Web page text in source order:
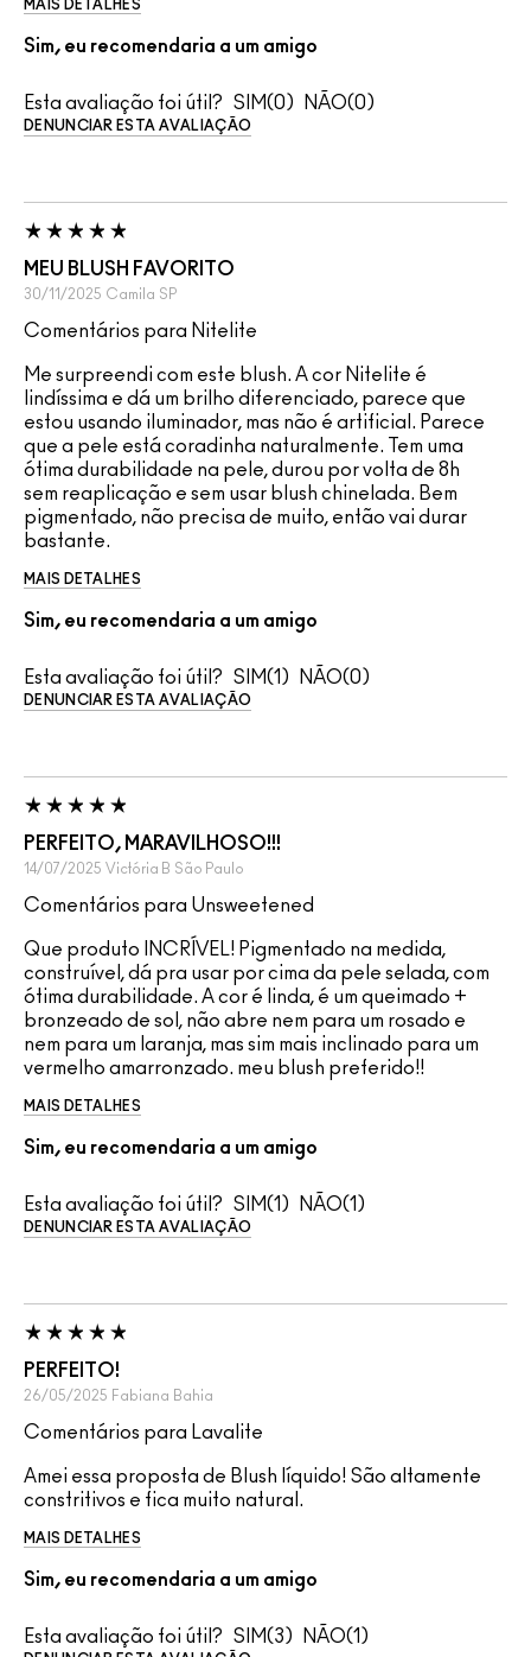
MAIS DETALHES
Sim, eu recomendaria a um amigo
Esta avaliação foi útil? 0 0
DENUNCIAR ESTA AVALIAÇÃO
MEU BLUSH FAVORITO
30/11/2025 Camila SP
Comentários para Nitelite
Me surpreendi com este blush. A cor Nitelite é
lindíssima e dá um brilho diferenciado, parece que
estou usando iluminador, mas não é artificial. Parece
que a pele está coradinha naturalmente. Tem uma
ótima durabilidade na pele, durou por volta de 8h
sem reaplicação e sem usar blush chinelada. Bem
pigmentado, não precisa de muito, então vai durar
bastante.
MAIS DETALHES
Sim, eu recomendaria a um amigo
Esta avaliação foi útil? 1 0
DENUNCIAR ESTA AVALIAÇÃO
PERFEITO, MARAVILHOSO!!!
14/07/2025 Victória B São Paulo
Comentários para Unsweetened
Que produto INCRÍVEL! Pigmentado na medida,
construível, dá pra usar por cima da pele selada, com
ótima durabilidade. A cor é linda, é um queimado +
bronzeado de sol, não abre nem para um rosado e
nem para um laranja, mas sim mais inclinado para um
vermelho amarronzado. meu blush preferido!!
MAIS DETALHES
Sim, eu recomendaria a um amigo
Esta avaliação foi útil? 1 1
DENUNCIAR ESTA AVALIAÇÃO
PERFEITO!
26/05/2025 Fabiana Bahia
Comentários para Lavalite
Amei essa proposta de Blush líquido! São altamente
constritivos e fica muito natural.
MAIS DETALHES
Sim, eu recomendaria a um amigo
Esta avaliação foi útil? 3 1